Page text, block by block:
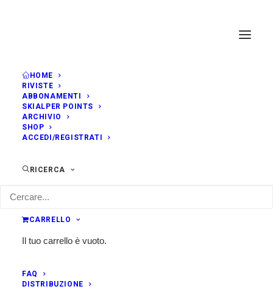
HOME
RIVISTE
ABBONAMENTI
SKIALPER POINTS
ARCHIVIO
SHOP
ACCEDI/REGISTRATI
RICERCA
CARRELLO
Il tuo carrello è vuoto.
FAQ
DISTRIBUZIONE